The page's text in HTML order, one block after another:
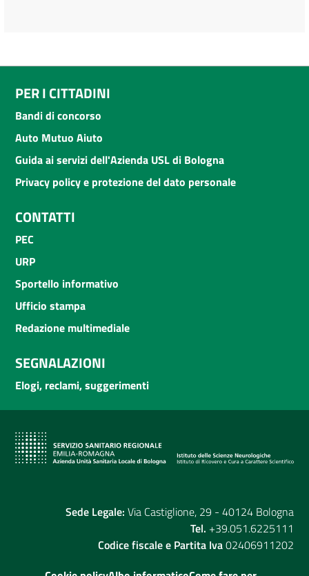
PER I CITTADINI
Bandi di concorso
Auto Mutuo Aiuto
Guida ai servizi dell'Azienda USL di Bologna
Privacy policy e protezione del dato personale
CONTATTI
PEC
URP
Sportello informativo
Ufficio stampa
Redazione multimediale
SEGNALAZIONI
Elogi, reclami, suggerimenti
Sede Legale: Via Castiglione, 29 - 40124 Bologna
Tel. +39.051.6225111
Codice fiscale e Partita Iva02406911202